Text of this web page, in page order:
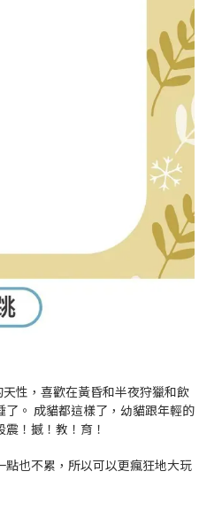
性，喜歡在黃昏和半夜狩獵和飲
。 成貓都這樣了，幼貓跟年輕的
！撼！教！育！
也不累，所以可以更瘋狂地大玩